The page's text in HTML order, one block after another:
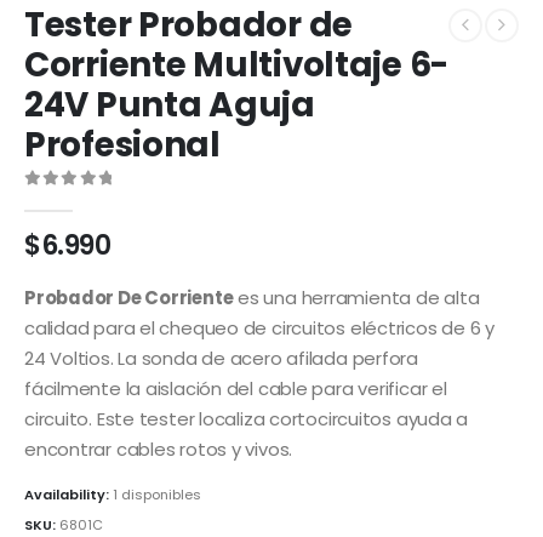
Tester Probador de
Corriente Multivoltaje 6-
24V Punta Aguja
Profesional
$6.990
Probador De Corrientees una herramienta de alta
calidad para el chequeo de circuitos eléctricos de 6 y
24 Voltios. La sonda de acero afilada perfora
fácilmente la aislación del cable para verificar el
circuito. Este tester localiza cortocircuitos ayuda a
encontrar cables rotos y vivos.
Availability: 1 disponibles
SKU: 6801C